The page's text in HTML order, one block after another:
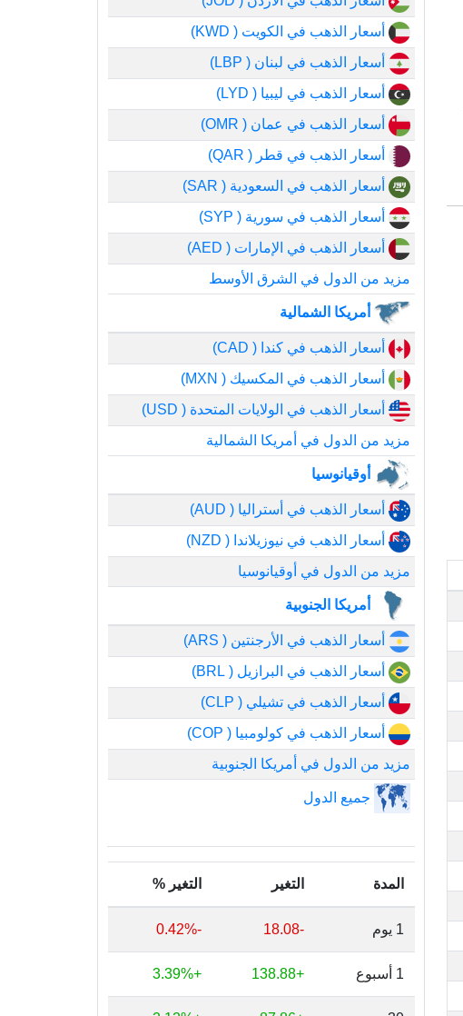
أسعار الذهب في الكويت ( KWD)
أسعار الذهب في لبنان ( LBP)
أسعار الذهب في ليبيا ( LYD)
أسعار الذهب في عمان ( OMR)
أسعار الذهب في قطر ( QAR)
أسعار الذهب في السعودية ( SAR)
أسعار الذهب في سورية ( SYP)
أسعار الذهب في الإمارات ( AED)
مزيد من الدول في الشرق الأوسط
أمريكا الشمالية
أسعار الذهب في كندا ( CAD)
أسعار الذهب في المكسيك ( MXN)
أسعار الذهب في الولايات المتحدة ( USD)
مزيد من الدول في أمريكا الشمالية
أوقيانوسيا
أسعار الذهب في أستراليا ( AUD)
أسعار الذهب في نيوزيلاندا ( NZD)
مزيد من الدول في أوقيانوسيا
أمريكا الجنوبية
أسعار الذهب في الأرجنتين ( ARS)
أسعار الذهب في البرازيل ( BRL)
أسعار الذهب في تشيلي ( CLP)
أسعار الذهب في كولومبيا ( COP)
مزيد من الدول في أمريكا الجنوبية
جميع الدول
المدة التغير التغير %
1 يوم -18.08
-0.42%
1 أسبوع +138.88
+3.39%